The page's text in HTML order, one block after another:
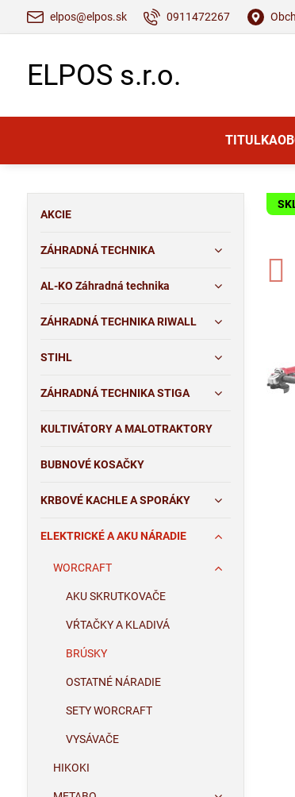
elpos@elpos.sk 0911472267
ELPOS s.r.o.
TITULKA
AKCIE
ZÁHRADNÁ TECHNIKA
AL-KO Záhradná technika
ZÁHRADNÁ TECHNIKA RIWALL
STIHL
ZÁHRADNÁ TECHNIKA STIGA
KULTIVÁTORY A MALOTRAKTORY
BUBNOVÉ KOSAČKY
KRBOVÉ KACHLE A SPORÁKY
ELEKTRICKÉ A AKU NÁRADIE
WORCRAFT
AKU SKRUTKOVAČE
VŔTAČKY A KLADIVÁ
BRÚSKY
OSTATNÉ NÁRADIE
SETY WORCRAFT
VYSÁVAČE
HIKOKI